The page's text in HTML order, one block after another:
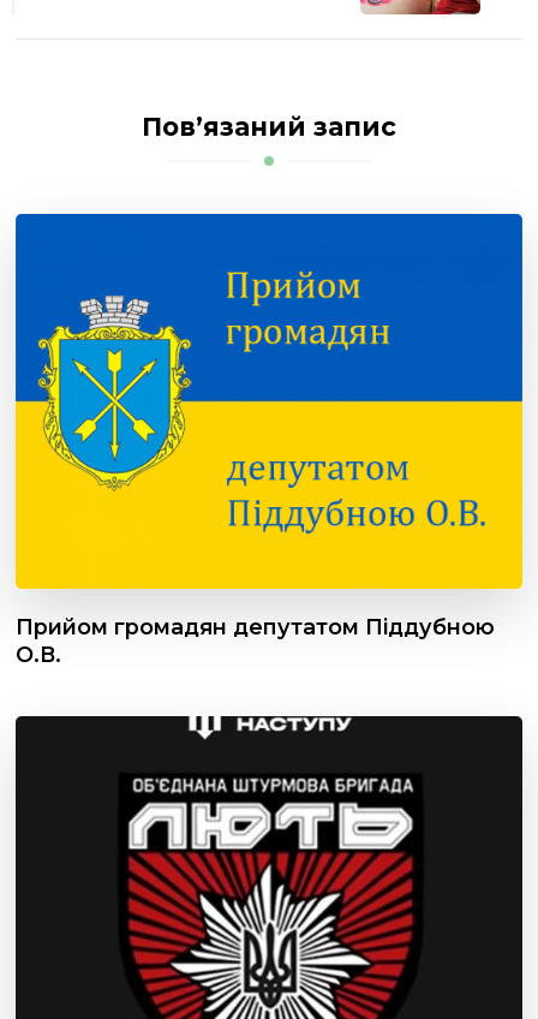
Пов’язаний запис
Прийом громадян депутатом Піддубною
О.В.